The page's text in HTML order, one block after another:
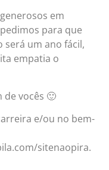
em
para que
será um ano fácil,
empatia o
de vocês 🙂
e/ou no bem-
sitenaopira.